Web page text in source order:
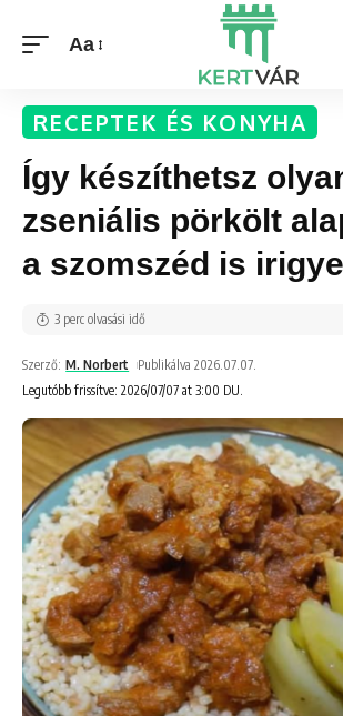
Aa
RECEPTEK ÉS KONYHA
Így készíthetsz
zseniális pörkölt
a szomszéd is
Legutóbb frissítve: 2026/07/07 at 3:00 DU.
Szerző: M. Norbert Publikálva 2026.07.07.
3 perc olvasási idő